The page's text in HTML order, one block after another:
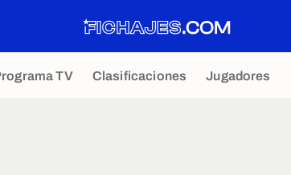
TV Clasificaciones Jugadores